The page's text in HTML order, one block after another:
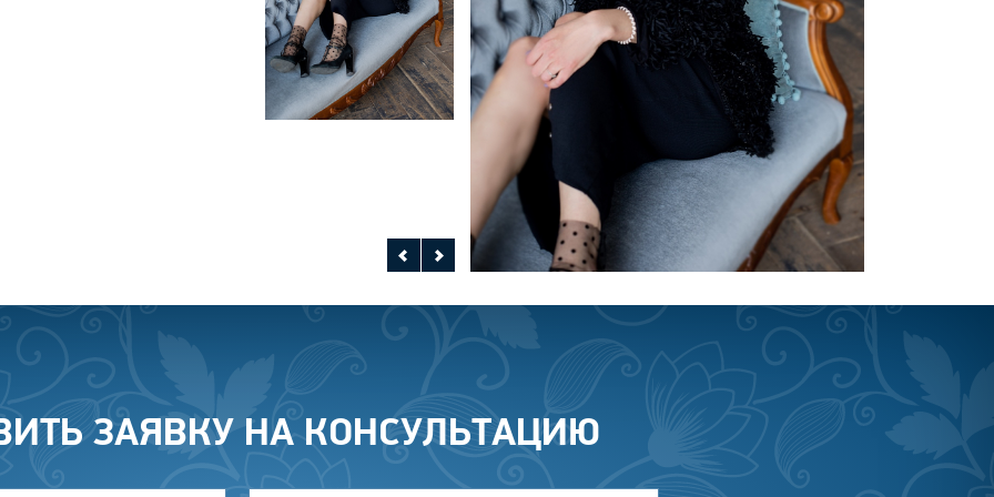
ЗАЯВКУ НА КОНСУЛЬТАЦИЮ